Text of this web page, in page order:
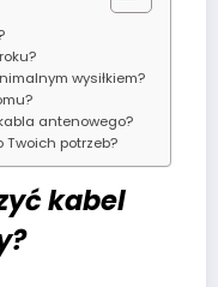
wysiłkiem?
antenowego?
potrzeb?
kabel